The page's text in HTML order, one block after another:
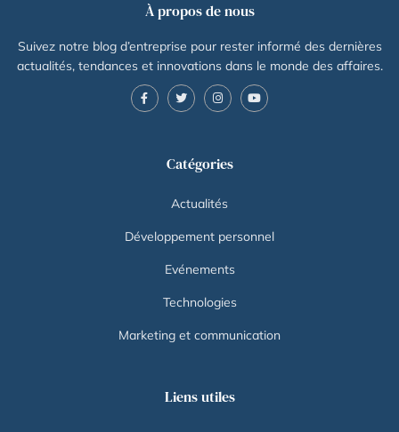
À propos de nous
Suivez notre blog d’entreprise pour rester informé des dernières
actualités, tendances et innovations dans le monde des affaires.
Catégories
Actualités
Développement personnel
Evénements
Technologies
Marketing et communication
Liens utiles